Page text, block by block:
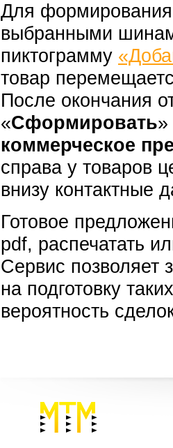
Для
выбранными
пиктограмму
товар
После окончания
«Сформировать»
коммерческое
справа у товаров
внизу контактные
Готовое
pdf, распечатать
Сервис позволяет
на подготовку
вероятность